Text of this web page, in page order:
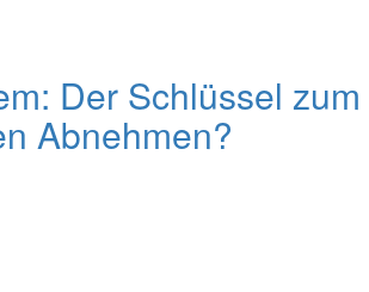
Der Schlüssel zum
Abnehmen?